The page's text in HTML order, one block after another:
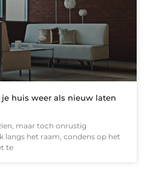
huis weer als nieuw laten
maar toch onrustig
langs het raam, condens op het
te